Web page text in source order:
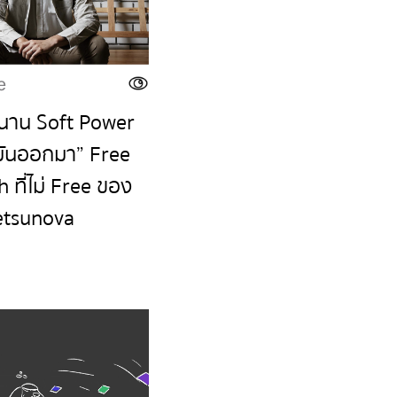
าน Soft Power
ออกมา” Free
ที่ไม่ Free ของ